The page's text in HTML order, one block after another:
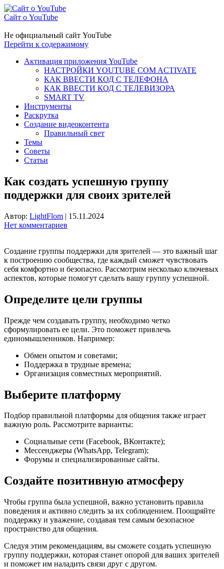
Сайт о YouTube
Не официальный сайт YouTube
Перейти к содержимому
Активация приложения YouTube
НАСТРОЙКИ YOUTUBE COM ACTIVATE
КАК ВВЕСТИ КОД С ТЕЛЕФОНА
КАК ВВЕСТИ КОД С ТЕЛЕВИЗОРА
SMART TV
Инструменты
Раскрутка
Создание видеоконтента
Правильный свет
Темы
Советы
Статьи
Как создать успешную группу
поддержки для своих зрителей
Автор: LightFlom | 15.11.2024
Нет комментариев
Создание группы поддержки для зрителей — это важный шаг
к построению сообщества, где каждый сможет чувствовать
себя комфортно и безопасно. Рассмотрим несколько ключевых
аспектов, которые помогут сделать вашу группу успешной.
Определите цели группы
Прежде чем создавать группу, необходимо четко
сформулировать ее цели. Это поможет привлечь
единомышленников. Например:
Обмен опытом и советами;
Поддержка в трудные времена;
Организация совместных мероприятий.
Выберите платформу
Подбор правильной платформы для общения также играет
важную роль. Рассмотрите варианты:
Социальные сети (Facebook, ВКонтакте);
Мессенджеры (WhatsApp, Telegram);
Форумы и специализированные сайты.
Создайте позитивную атмосферу
Чтобы группа была успешной, важно установить правила
поведения и активно следить за их соблюдением. Поощряйте
поддержку и уважение, создавая тем самым безопасное
пространство для общения.
Следуя этим рекомендациям, вы сможете создать успешную
группу поддержки, которая станет опорой для ваших зрителей
и поможет им наладить связи друг с другом.